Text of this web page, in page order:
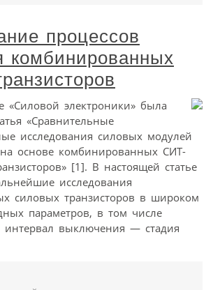
процессов
комбинированных
«Силовой электроники» была
«Сравнительные
исследования силовых модулей
основе комбинированных СИТ-
[1]. В настоящей статье
исследования
силовых транзисторов в широком
параметров, в том числе
интервал выключения — стадия